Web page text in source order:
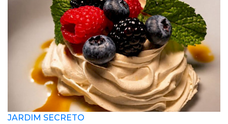
JARDIM SECRETO